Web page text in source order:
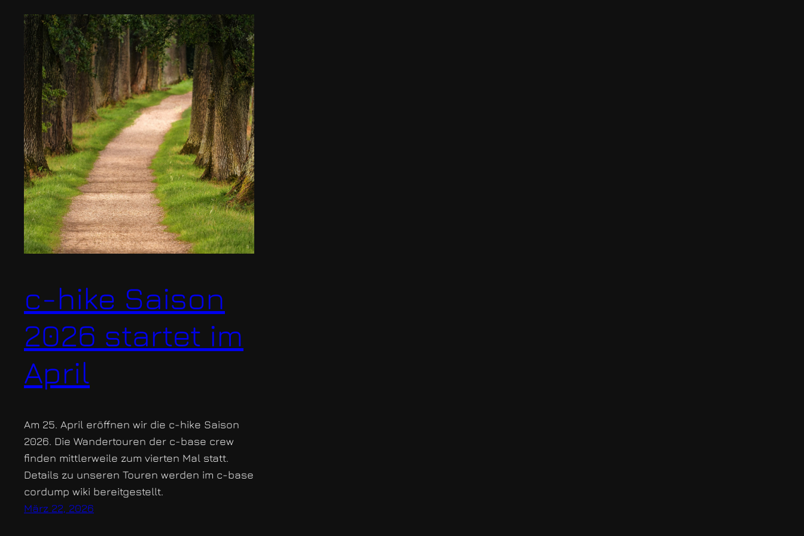
c-hike Saison
2026 startet im
April
Am 25. April eröffnen wir die c-hike Saison
2026. Die Wandertouren der c-base crew
finden mittlerweile zum vierten Mal statt.
Details zu unseren Touren werden im c-base
cordump wiki bereitgestellt.
März 22, 2026